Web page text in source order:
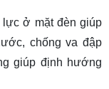
ở mặt đèn giúp
chống va đập
giúp định hướng